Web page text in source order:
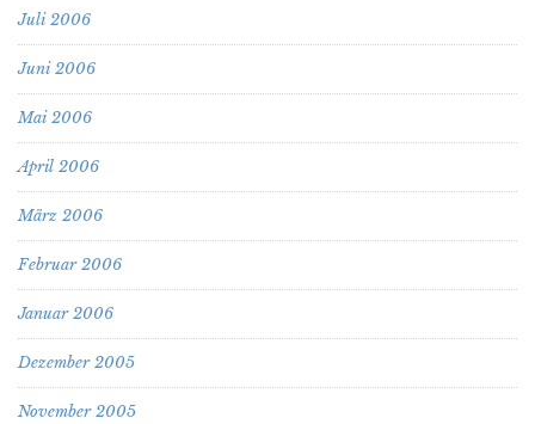
Juli 2006
Juni 2006
Mai 2006
April 2006
März 2006
Februar 2006
Januar 2006
Dezember 2005
November 2005